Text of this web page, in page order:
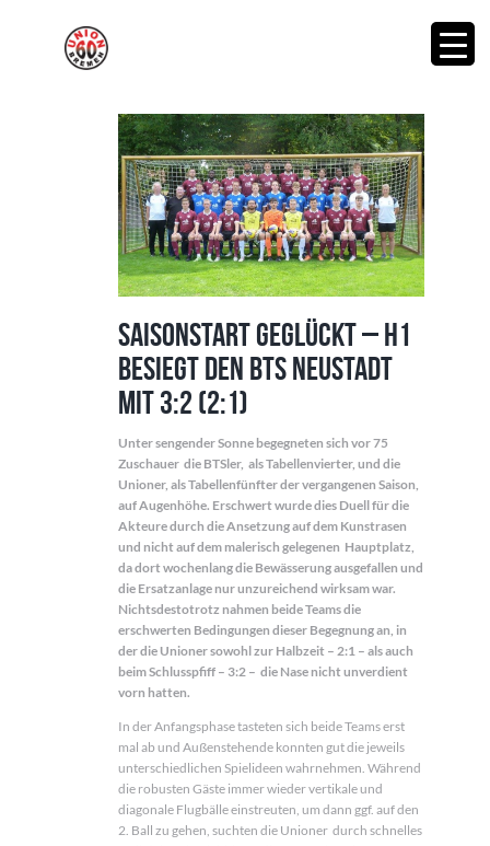
Saisonstart geglückt – H1
besiegt den BTS Neustadt
mit 3:2 (2:1)
Unter sengender Sonne begegneten sich vor 75
Zuschauer die BTSler, als Tabellenvierter, und die
Unioner, als Tabellenfünfter der vergangenen Saison,
auf Augenhöhe. Erschwert wurde dies Duell für die
Akteure durch die Ansetzung auf dem Kunstrasen
und nicht auf dem malerisch gelegenen Hauptplatz,
da dort wochenlang die Bewässerung ausgefallen und
die Ersatzanlage nur unzureichend wirksam war.
Nichtsdestotrotz nahmen beide Teams die
erschwerten Bedingungen dieser Begegnung an, in
der die Unioner sowohl zur Halbzeit – 2:1 – als auch
beim Schlusspfiff – 3:2 – die Nase nicht unverdient
vorn hatten.
In der Anfangsphase tasteten sich beide Teams erst
mal ab und Außenstehende konnten gut die jeweils
unterschiedlichen Spielideen wahrnehmen. Während
die robusten Gäste immer wieder vertikale und
diagonale Flugbälle einstreuten, um dann ggf. auf den
2. Ball zu gehen, suchten die Unioner durch schnelles